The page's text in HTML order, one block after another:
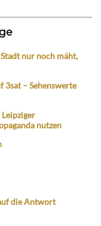
nur noch mäht,
3sat – Sehenswerte
nutzen
die Antwort